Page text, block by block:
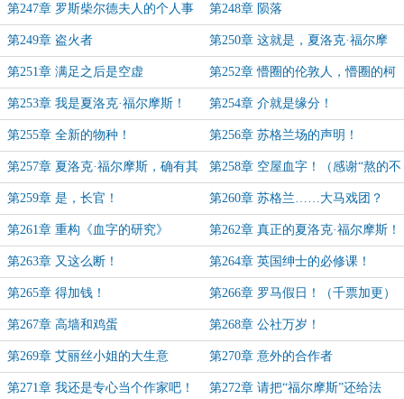
了！
第247章 罗斯柴尔德夫人的个人事
务
第248章 陨落
第249章 盗火者 第250章 这就是，夏洛克·福尔摩
斯？
第251章 满足之后是空虚 第252章 懵圈的伦敦人，懵圈的柯
南·道尔
第253章 我是夏洛克·福尔摩斯！ 第254章 介就是缘分！
第255章 全新的物种！ 第256章 苏格兰场的声明！
第257章 夏洛克·福尔摩斯，确有其
人！（补千票加更）
第258章 空屋血字！（感谢“熬的不
是夜是自由”的盟主）
第259章 是，长官！ 第260章 苏格兰……大马戏团？
第261章 重构《血字的研究》 第262章 真正的夏洛克·福尔摩斯！
（千票加更）
第263章 又这么断！ 第264章 英国绅士的必修课！
第265章 得加钱！ 第266章 罗马假日！（千票加更）
第267章 高墙和鸡蛋 第268章 公社万岁！
第269章 艾丽丝小姐的大生意 第270章 意外的合作者
第271章 我还是专心当个作家吧！ 第272章 请把“福尔摩斯”还给法